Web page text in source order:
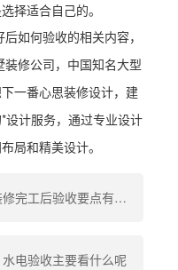
择适合自己的。
如何验收的相关内容，
修公司，中国知名大型
一番心思装修设计，建
*设计服务，通过专业设计
局和精美设计。
上一篇：​房子装修完怎么验收 装修完工后验收要点有哪些
电验收主要看什么呢